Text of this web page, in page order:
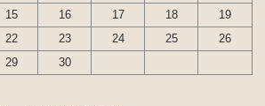
15 16 17 18
19
22 23 24 25
26
29 30